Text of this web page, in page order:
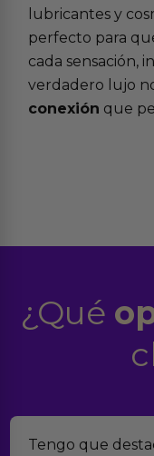
lubricantes y
perfecto para
cada sensación,
verdadero lujo
conexión que
¿Qué
Encontramos